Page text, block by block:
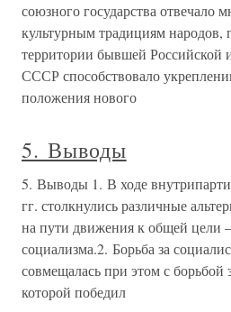
союзного государства отвечало
культурным традициям
территории бывшей Российской
СССР способствовало
положения нового
5. Выводы
5. Выводы 1. В ходе
гг. столкнулись различные
на пути движения к общей цели
социализма.2. Борьба за
совмещалась при этом с борьбой
которой победил